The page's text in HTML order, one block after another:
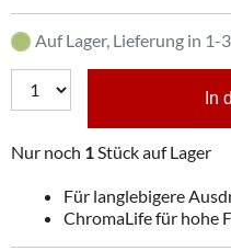
Auf Lager, Lieferung in 1-
In
Nur noch 1Stück auf Lager
Für langlebigere
ChromaLife für hohe